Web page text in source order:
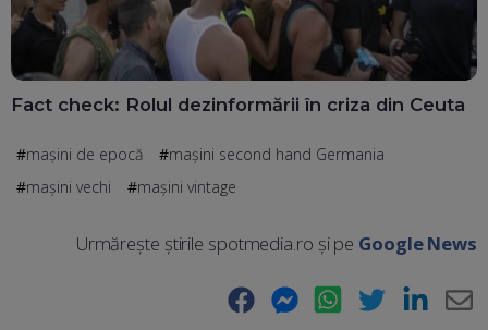
Fact check: Rolul dezinformării în criza din Ceuta
maşini de epocă
maşini second hand Germania
maşini vechi
maşini vintage
Urmărește știrile spotmedia.ro și pe Google News
Facebook Messenger WhatsApp Twitter LinkedIn